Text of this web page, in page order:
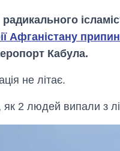
Афганістану
Кабула.
не літає.
як 2 людей випали з